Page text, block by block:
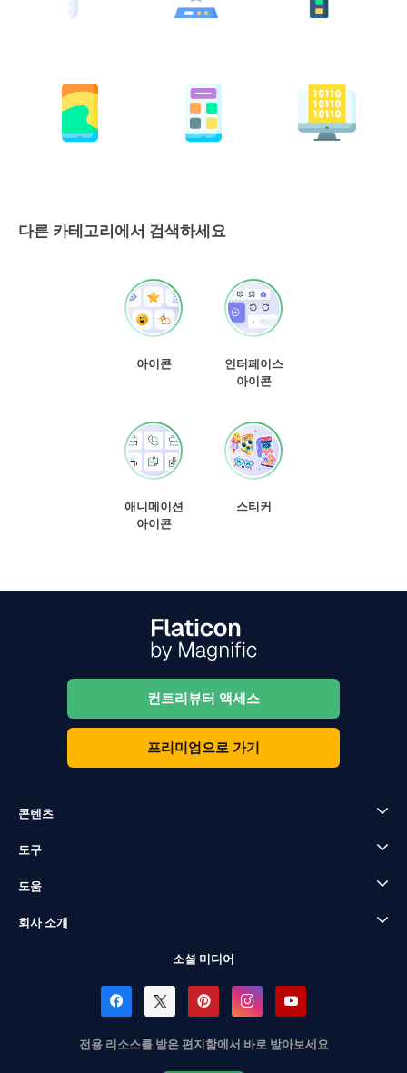
다른 카테고리에서 검색하세요
아이콘
인터페이스
아이콘
애니메이션
아이콘
스티커
컨트리뷰터 액세스
프리미엄으로 가기
콘텐츠
도구
도움
회사 소개
소셜 미디어
전용 리소스를 받은 편지함에서 바로 받아보세요